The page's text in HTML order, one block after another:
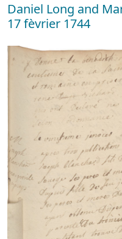
Daniel Long and
17 fèvrier 1744